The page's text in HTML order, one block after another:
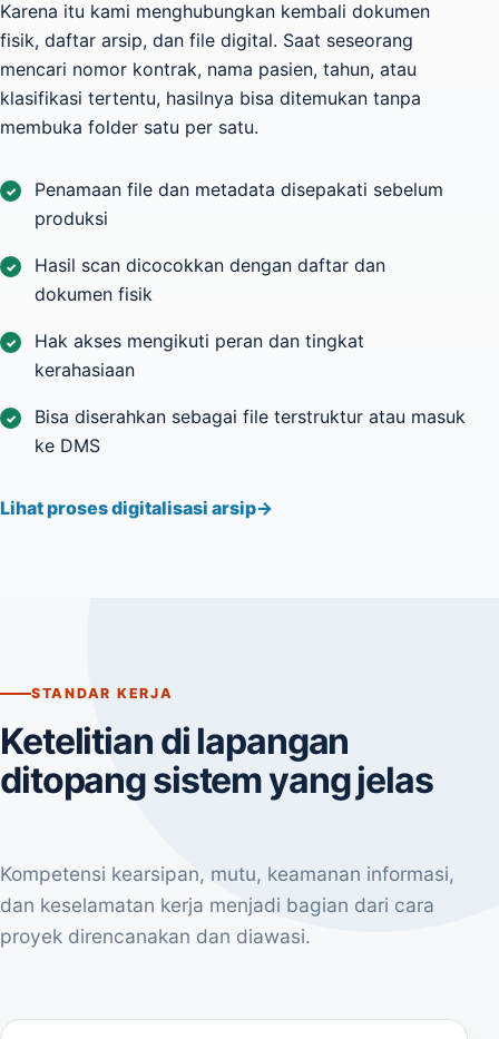
Karena itu kami menghubungkan kembali dokumen
fisik, daftar arsip, dan file digital. Saat seseorang
mencari nomor kontrak, nama pasien, tahun, atau
klasifikasi tertentu, hasilnya bisa ditemukan tanpa
membuka folder satu per satu.
Penamaan file dan metadata disepakati sebelum
produksi
Hasil scan dicocokkan dengan daftar dan
dokumen fisik
Hak akses mengikuti peran dan tingkat
kerahasiaan
Bisa diserahkan sebagai file terstruktur atau masuk
ke DMS
Lihat proses digitalisasi arsip
STANDAR KERJA
Ketelitian di lapangan
ditopang sistem yang jelas
Kompetensi kearsipan, mutu, keamanan informasi,
dan keselamatan kerja menjadi bagian dari cara
proyek direncanakan dan diawasi.